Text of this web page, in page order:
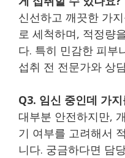
신선하고 깨끗한 가
로 세척하며, 적정량
다. 특히 민감한 피부
섭취 전 전문가와 상
Q3. 임신 중인데 가
대부분 안전하지만,
기 여부를 고려해서
니다. 궁금하다면 담